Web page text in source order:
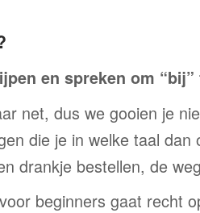
en spreken om
net, dus we gooien je
die je in welke taal dan
drankje bestellen, de
beginners gaat recht